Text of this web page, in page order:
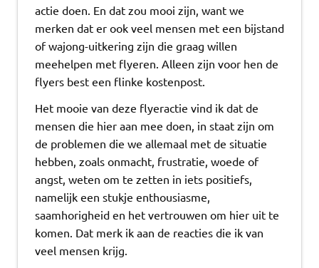
actie doen. En dat zou mooi zijn, want we
merken dat er ook veel mensen met een bijstand
of wajong-uitkering zijn die graag willen
meehelpen met flyeren. Alleen zijn voor hen de
flyers best een flinke kostenpost.
Het mooie van deze flyeractie vind ik dat de
mensen die hier aan mee doen, in staat zijn om
de problemen die we allemaal met de situatie
hebben, zoals onmacht, frustratie, woede of
angst, weten om te zetten in iets positiefs,
namelijk een stukje enthousiasme,
saamhorigheid en het vertrouwen om hier uit te
komen. Dat merk ik aan de reacties die ik van
veel mensen krijg.